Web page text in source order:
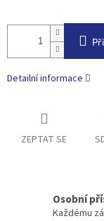
Detailní informace
ZEPTAT SE
Osobní
Každému